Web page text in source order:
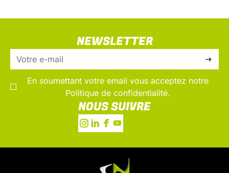
NEWSLETTER
En soumettant votre email vous acceptez notre
Politique de confidentialité.
NOUS SUIVRE